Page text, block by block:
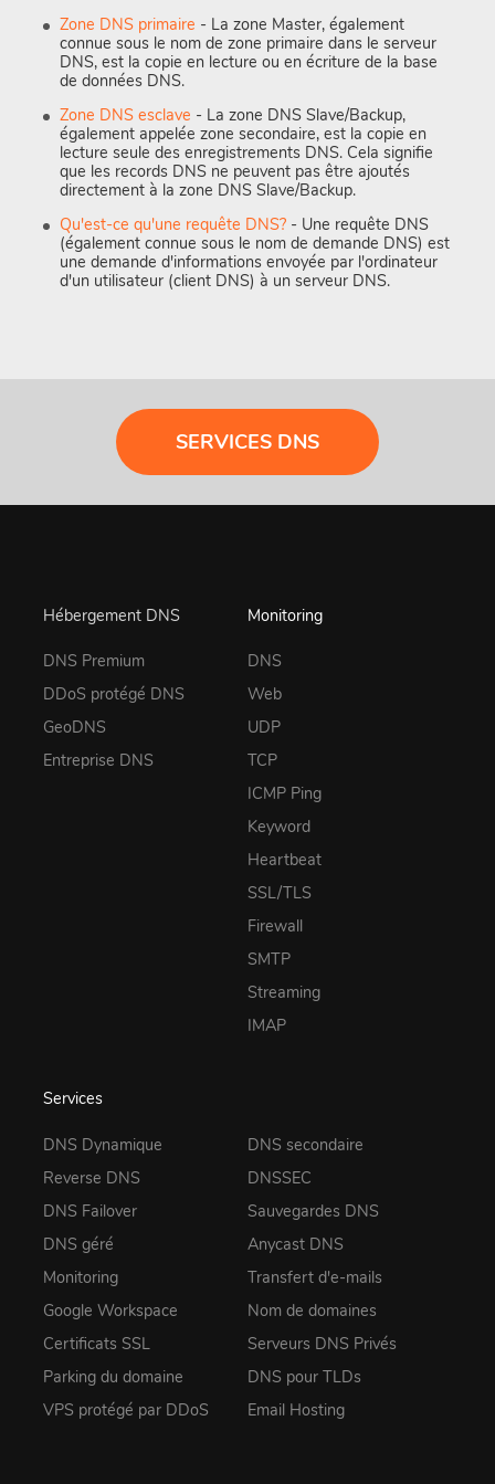
Zone DNS primaire - La zone Master, également
connue sous le nom de zone primaire dans le serveur
DNS, est la copie en lecture ou en écriture de la base
de données DNS.
Zone DNS esclave - La zone DNS Slave/Backup,
également appelée zone secondaire, est la copie en
lecture seule des enregistrements DNS. Cela signifie
que les records DNS ne peuvent pas être ajoutés
directement à la zone DNS Slave/Backup.
Qu'est-ce qu'une requête DNS? - Une requête DNS
(également connue sous le nom de demande DNS) est
une demande d'informations envoyée par l'ordinateur
d'un utilisateur (client DNS) à un serveur DNS.
SERVICES DNS
Hébergement DNS
DNS Premium
DDoS protégé DNS
GeoDNS
Entreprise DNS
Monitoring
DNS
Web
UDP
TCP
ICMP Ping
Keyword
Heartbeat
SSL/TLS
Firewall
SMTP
Streaming
IMAP
Services
DNS Dynamique
Reverse DNS
DNS Failover
DNS géré
Monitoring
Google Workspace
Certificats SSL
Parking du domaine
VPS protégé par DDoS
DNS secondaire
DNSSEC
Sauvegardes DNS
Anycast DNS
Transfert d'e-mails
Nom de domaines
Serveurs DNS Privés
DNS pour TLDs
Email Hosting